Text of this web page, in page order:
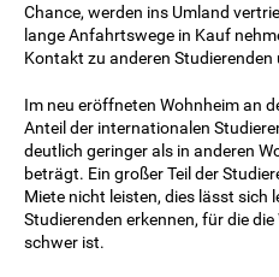
Chance, werden ins Umland
lange Anfahrtswege in Kauf
Kontakt zu anderen
Im neu eröffneten Wohnheim an
Anteil der internationalen
deutlich geringer als in anderen
beträgt. Ein großer Teil der
Miete nicht leisten, dies lässt sich
Studierenden erkennen, für die
schwer ist.